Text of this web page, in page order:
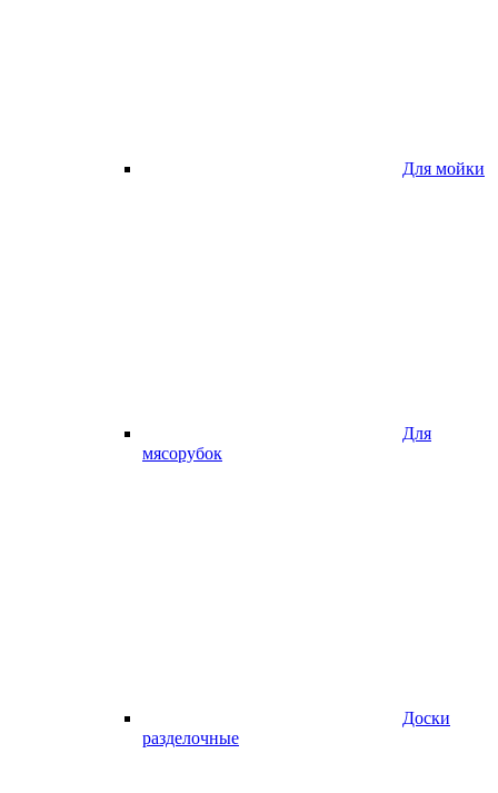
Для мойки
Для
мясорубок
Доски
разделочные